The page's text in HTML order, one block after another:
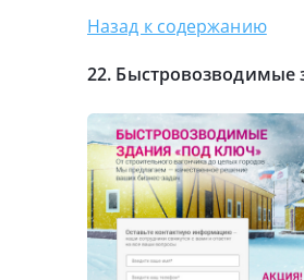
Назад к содержанию
22. Быстровозводимые